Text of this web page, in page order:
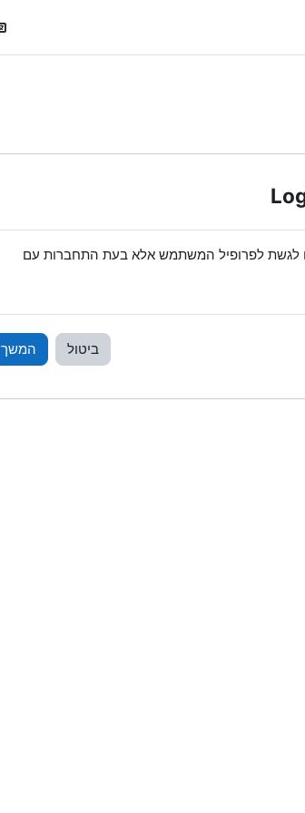
לגשת לפרופיל המשתמש אלא בעת התחברות עם
ביטול המשך